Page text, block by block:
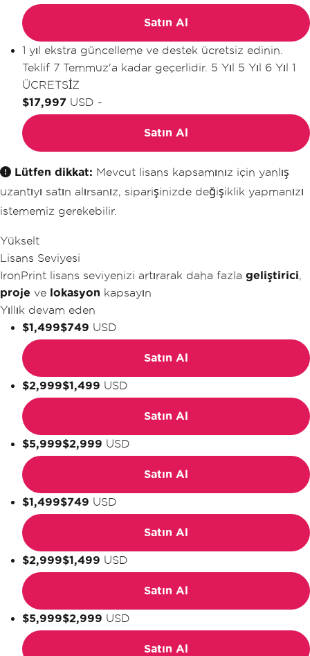
Satın Al
1 yıl ekstra güncelleme ve destek ücretsiz edinin.
Teklif 7 Temmuz'a kadar geçerlidir. 5 Yıl 5 Yıl 6 Yıl 1
ÜCRETSİZ
$17,997 USD -
Satın Al
Lütfen dikkat: Mevcut lisans kapsamınız için yanlış
uzantıyı satın alırsanız, siparişinizde değişiklik yapmanızı
istememiz gerekebilir.
Yükselt
Lisans Seviyesi
IronPrint lisans seviyenizi artırarak daha fazla geliştirici,
proje ve lokasyon kapsayın
Yıllık devam eden
$1,499$749 USD
Satın Al
$2,999$1,499 USD
Satın Al
$5,999$2,999 USD
Satın Al
$1,499$749 USD
Satın Al
$2,999$1,499 USD
Satın Al
$5,999$2,999 USD
Satın Al